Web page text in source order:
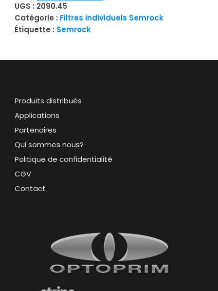
UGS : 2090.45
Catégorie : Filtres individuels Semrock
Étiquette : Semrock
Produits distribués
Applications
Partenaires
Qui sommes nous?
Politique de confidentialité
CGV
Contact